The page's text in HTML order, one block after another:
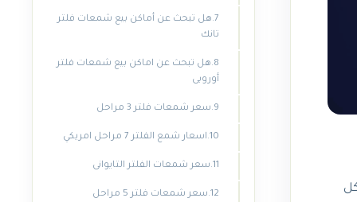
7.هل تبحث عن أماكن بيع شمعات فلتر
تانك
8.هل تبحث عن اماكن بيع شمعات فلتر
أوروبى
9.سعر شمعات فلتر 3 مراحل
10.اسعار شمع الفلتر 7 مراحل امريكي
11.سعر شمعات الفلتر التايوانى
12.سعر شمعات فلتر 5 مراحل